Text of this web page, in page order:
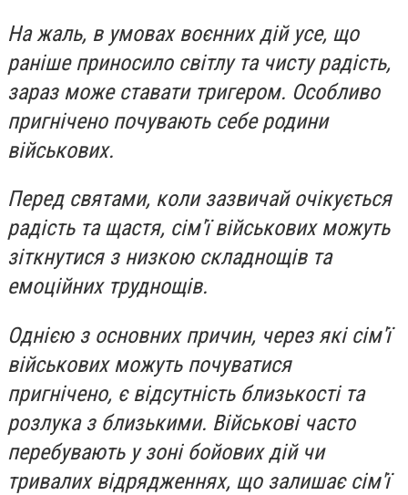
На жаль, в умовах воєнних дій усе, що
раніше приносило світлу та чисту радість,
зараз може ставати тригером. Особливо
пригнічено почувають себе родини
військових.
Перед святами, коли зазвичай очікується
радість та щастя, сім'ї військових можуть
зіткнутися з низкою складнощів та
емоційних труднощів.
Однією з основних причин, через які сім'ї
військових можуть почуватися
пригнічено, є відсутність близькості та
розлука з близькими. Військові часто
перебувають у зоні бойових дій чи
тривалих відрядженнях, що залишає сім'ї